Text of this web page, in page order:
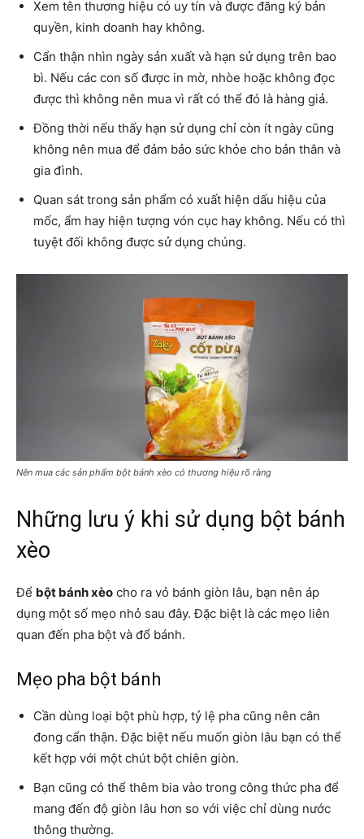
Xem tên thương hiệu có uy tín và được đăng ký bản
quyền, kinh doanh hay không.
Cẩn thận nhìn ngày sản xuất và hạn sử dụng trên bao
bì. Nếu các con số được in mờ, nhòe hoặc không đọc
được thì không nên mua vì rất có thể đó là hàng giả.
Đồng thời nếu thấy hạn sử dụng chỉ còn ít ngày cũng
không nên mua để đảm bảo sức khỏe cho bản thân và
gia đình.
Quan sát trong sản phẩm có xuất hiện dấu hiệu của
mốc, ẩm hay hiện tượng vón cục hay không. Nếu có thì
tuyệt đối không được sử dụng chúng.
Nên mua các sản phẩm bột bánh xèo có thương hiệu rõ ràng
Những lưu ý khi sử dụng bột bánh
xèo
Để bột bánh xèo cho ra vỏ bánh giòn lâu, bạn nên áp
dụng một số mẹo nhỏ sau đây. Đặc biệt là các mẹo liên
quan đến pha bột và đổ bánh.
Mẹo pha bột bánh
Cần dùng loại bột phù hợp, tỷ lệ pha cũng nên cân
đong cẩn thận. Đặc biệt nếu muốn giòn lâu bạn có thể
kết hợp với một chút bột chiên giòn.
Bạn cũng có thể thêm bia vào trong công thức pha để
mang đến độ giòn lâu hơn so với việc chỉ dùng nước
thông thường.